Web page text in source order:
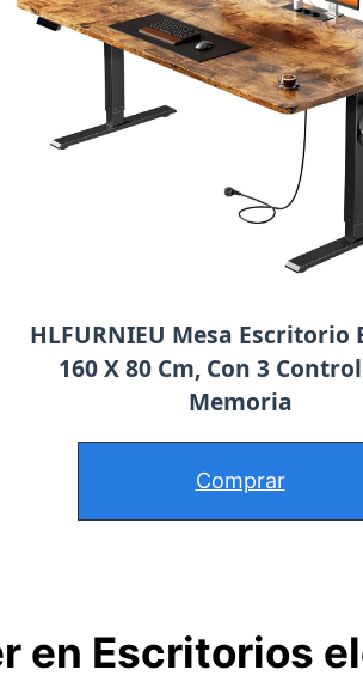
HLFURNIEU Mesa Escritorio
160 X 80 Cm, Con 3
Memoria
Comprar
en Escritorios